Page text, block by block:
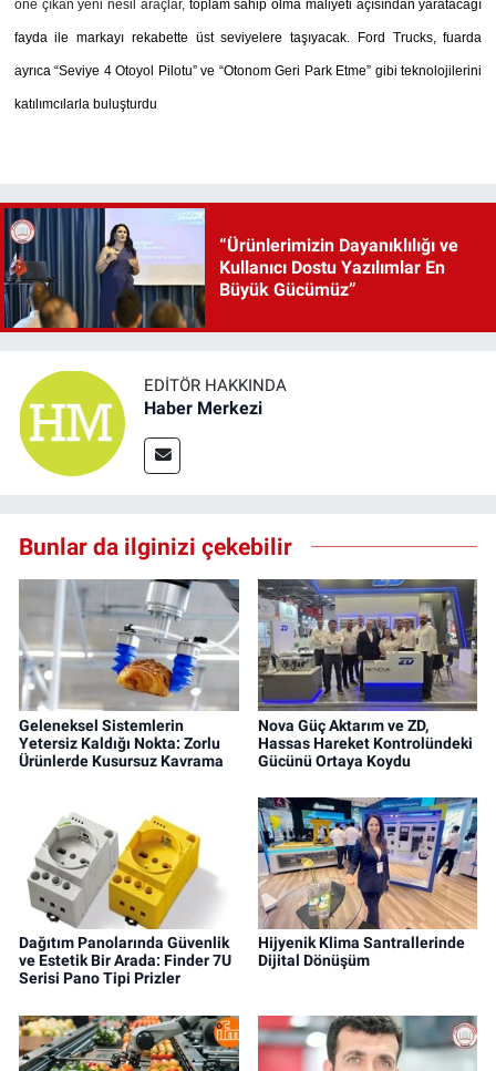
öne çıkan yeni nesil araçlar, toplam sahip olma maliyeti açısından yaratacağı
fayda ile markayı rekabette üst seviyelere taşıyacak. Ford Trucks, fuarda
ayrıca “Seviye 4 Otoyol Pilotu” ve “Otonom Geri Park Etme” gibi teknolojilerini
katılımcılarla buluşturdu
“Ürünlerimizin Dayanıklılığı ve
Kullanıcı Dostu Yazılımlar En
Büyük Gücümüz”
EDITÖR HAKKINDA
Haber Merkezi
Bunlar da ilginizi çekebilir
Geleneksel Sistemlerin
Yetersiz Kaldığı Nokta: Zorlu
Ürünlerde Kusursuz Kavrama
Nova Güç Aktarım ve ZD,
Hassas Hareket Kontrolündeki
Gücünü Ortaya Koydu
Dağıtım Panolarında Güvenlik
ve Estetik Bir Arada: Finder 7U
Serisi Pano Tipi Prizler
Hijyenik Klima Santrallerinde
Dijital Dönüşüm